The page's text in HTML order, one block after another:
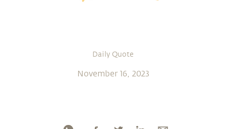
Daily Quote
November 16, 2023